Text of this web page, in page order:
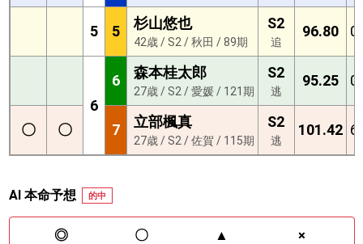
5 5 杉山悠也
42歳 / S2 / 秋田 / 89期
S2
追
96.80 0
6
6 森本桂太郎
27歳 / S2 / 愛媛 / 121期
S2
逃
95.25 0
〇 〇 7 立部楓真
27歳 / S2 / 佐賀 / 115期
S2
逃
101.42 6
AI 本命予想 的中
◎ 〇 ▲ ×